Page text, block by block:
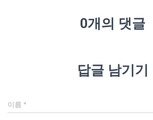
0개의 댓글
답글 남기기
이름 *